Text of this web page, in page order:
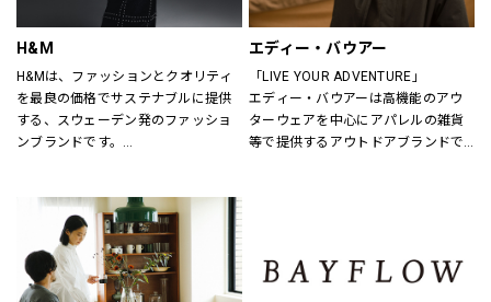
H&M
H&Mは、ファッションとクオリティ
を最良の価格でサステナブルに提供
する、スウェーデン発のファッショ
ンブランドです。
さまをお迎えしています。
H&Mお問い合わせ窓口:
https://lin.ee/k1gDN7M（LINEでの
お問い合わせ）
エディー・バウアー
「LIVE YOUR ADVENTURE」
エディー・バウアーは高機能のアウ
ターウェアを中心にアパレルの雑貨
等で提供するアウトドアブランドで
アウトドア・ライフスタルウェア等